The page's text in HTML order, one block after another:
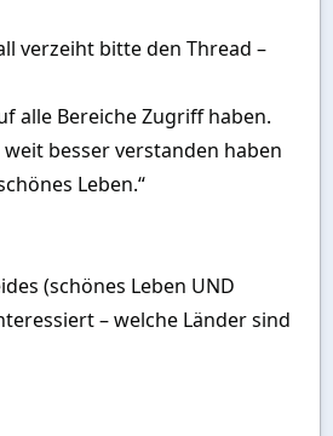
verzeiht bitte den Thread –
alle Bereiche Zugriff haben.
besser verstanden haben
Leben.“
(schönes Leben UND
– welche Länder sind